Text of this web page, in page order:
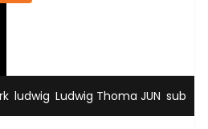
ludwig Ludwig Thoma JUN sub